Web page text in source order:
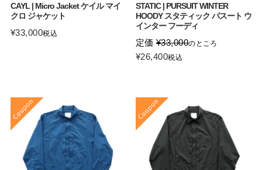
CAYL | Micro Jacket ケイル マイ
クロ ジャケット
¥33,000税込
STATIC | PURSUIT WINTER
HOODY スタティック パスート ウ
インター フーディ
定価 ¥33,000のところ
¥26,400税込